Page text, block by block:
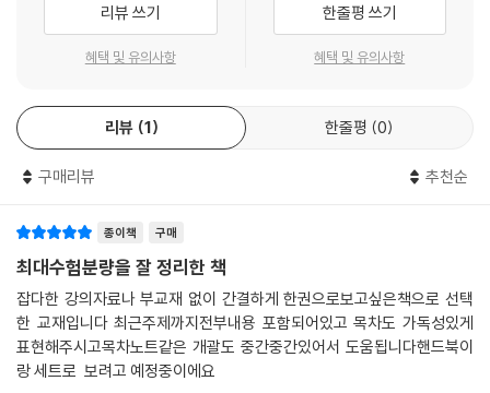
Ⅱ. 인사관리 기능 분야에의 활용 77
제3절 직무분석의 절차 80
제4절 직무정보 수집 방법 82
Ⅰ. 관찰법(observation method) 82
Ⅱ. 면접법(interview method) 82
Ⅳ. 작업기록법(employee recording : 종업원기록법) 83
Ⅵ. 적합한 직무정보 수집방법의 선택 84
제5절 직무분석 기법 85
Ⅰ. 개 요 85
Ⅱ. 기능적 직무분석법(Functional Job Analysis : FJA) 85
Ⅲ. 직위분석 질문지법(Position Analysis Questionnaire : PAQ) 87
리뷰 쓰기
혜택 및 유의사항
한줄평 쓰기
혜택 및 유의사항
리뷰 1 한줄평 0
구매리뷰 추천순
종이책 구매
최대수험분량을 잘 정리한 책
잡다한 강의자료나 부교재 없이 간결하게 한권으로보고싶은책으로 선택
한 교재입니다 최근주제까지전부내용 포함되어있고 목차도 가독성있게
표현해주시고목차노트같은 개괄도 중간중간있어서 도움됩니다핸드북이
랑 세트로 보려고 예정중이에요